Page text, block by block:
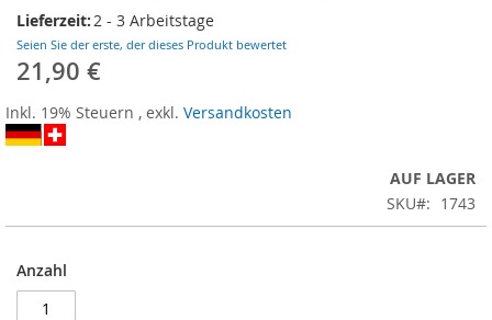
Lieferzeit:2 - 3 Arbeitstage
Seien Sie der erste, der dieses Produkt bewertet
21,90 €
Inkl. 19% Steuern , exkl. Versandkosten
AUF LAGER
SKU
1743
Anzahl